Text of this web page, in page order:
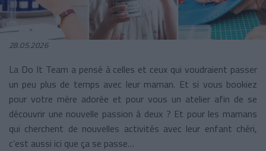
28.05.2026
La Do It Team a pensé à celles et ceux qui voudraient passer
un peu plus de temps avec leur maman. Et si vous bookiez
pour votre mère adorée et pour vous un atelier afin de se
découvrir une nouvelle passion à deux ? Et pour les mamans
qui cherchent de nouvelles activités avec leur enfant chéri,
c’est aussi ici que ça se passe…